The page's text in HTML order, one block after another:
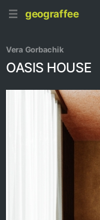
geograffee
Vera Gorbachik
OASIS HOUSE